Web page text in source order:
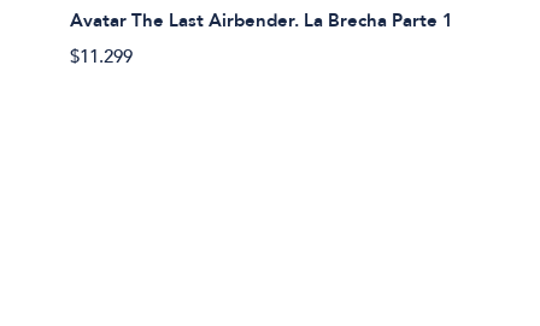
Avatar The Last Airbender. La Brecha Parte 1
$11.299